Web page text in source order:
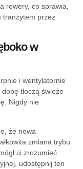
rowery, co sprawia,
tranzytem przez
w
i wentylatornie
tłoczą świeże
Nigdy nie
że nowa
zmiana trybu
ci zrozumieć
udostępnij ten